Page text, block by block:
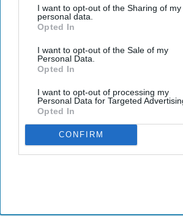
I want to opt-out of the Sharing of my
personal data.
Opted In
I want to opt-out of the Sale of my
Personal Data.
Opted In
I want to opt-out of processing my
Personal Data for Targeted
Opted In
CONFIRM
Newsletter
Subscribe to our weekly